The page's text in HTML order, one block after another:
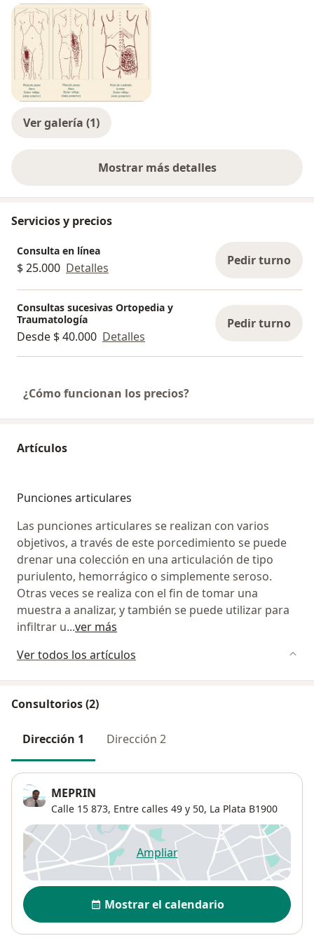
Ver galería (1)
Mostrar más detalles
sobre la experiencia
Servicios y precios
Consulta en línea
$ 25.000 Detalles Pedir turno
Consultas sucesivas Ortopedia y
Traumatología
Desde $ 40.000 Detalles
Pedir turno
¿Cómo funcionan los precios?
Artículos
Punciones articulares
Las punciones articulares se realizan con varios
objetivos, a través de este porcedimiento se puede
drenar una colección en una articulación de tipo
puriulento, hemorrágico o simplemente seroso.
Otras veces se realiza con el fin de tomar una
muestra a analizar, y también se puede utilizar para
infiltrar u...ver más
Ver todos los artículos
Consultorios (2)
Dirección 1 Dirección 2
MEPRIN
Calle 15 873, Entre calles 49 y 50, La Plata B1900
Ampliarse abre en una nueva
Disponibilidad
Mostrar el calendario